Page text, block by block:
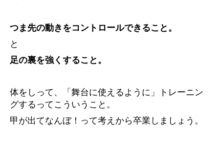
つま先の動きをコントロールできること。
と
足の裏を強くすること。
体をしって、「舞台に使えるように」トレーニン
グするってこういうこと。
甲が出てなんぼ！って考えから卒業しましょう。